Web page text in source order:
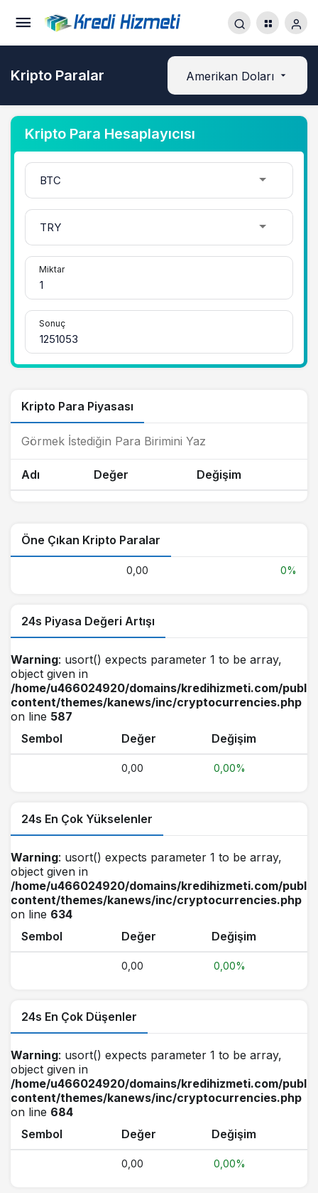
Kripto Paralar Amerikan Doları
Kripto Para Hesaplayıcısı
Miktar
Sonuç
Kripto Para Piyasası
Adı Değer Değişim
Öne Çıkan Kripto Paralar
0,00 0%
24s Piyasa Değeri Artışı
Warning: usort() expects parameter 1 to be array,
object given in
/home/u466024920/domains/kredihizmeti.com/
content/themes/kanews/inc/cryptocurrencies.php
on line 587
Sembol
Değer Değişim
0,00 0,00%
24s En Çok Yükselenler
Warning: usort() expects parameter 1 to be array,
object given in
/home/u466024920/domains/kredihizmeti.com/
content/themes/kanews/inc/cryptocurrencies.php
on line 634
Sembol
Değer Değişim
0,00 0,00%
24s En Çok Düşenler
Warning: usort() expects parameter 1 to be array,
object given in
/home/u466024920/domains/kredihizmeti.com/
content/themes/kanews/inc/cryptocurrencies.php
on line 684
Sembol
Değer Değişim
0,00 0,00%